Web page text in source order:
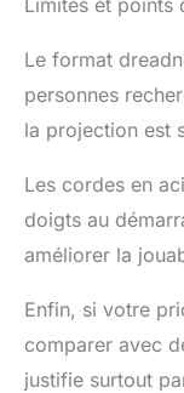
Le format
personnes
la projection est
Les cordes en
doigts au
améliorer la
Enfin, si votre
comparer avec
justifie surtout